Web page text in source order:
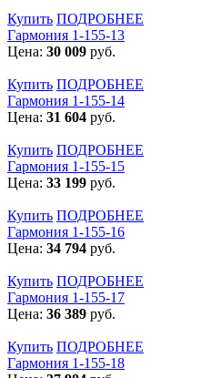
Купить ПОДРОБНЕЕ
Гармония 1-155-13
Цена: 30 009 руб.
Купить ПОДРОБНЕЕ
Гармония 1-155-14
Цена: 31 604 руб.
Купить ПОДРОБНЕЕ
Гармония 1-155-15
Цена: 33 199 руб.
Купить ПОДРОБНЕЕ
Гармония 1-155-16
Цена: 34 794 руб.
Купить ПОДРОБНЕЕ
Гармония 1-155-17
Цена: 36 389 руб.
Купить ПОДРОБНЕЕ
Гармония 1-155-18